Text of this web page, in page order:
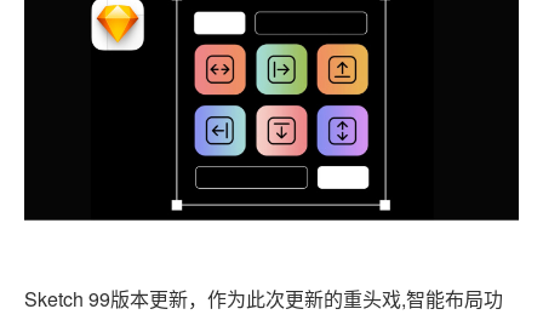
Sketch 99版本更新，作为此次更新的重头戏,智能布局功